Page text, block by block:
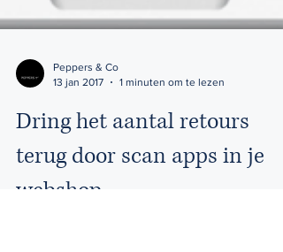
Peppers & Co
Dring het aantal retours
terug door scan apps in je